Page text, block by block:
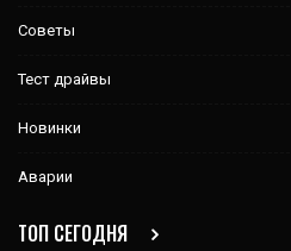
Советы
Тест драйвы
Новинки
Аварии
ТОП СЕГОДНЯ